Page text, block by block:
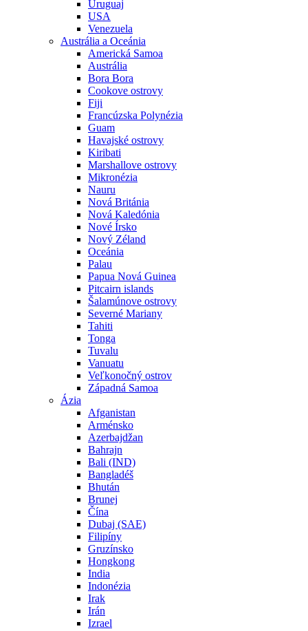
Uruguaj
USA
Venezuela
Austrália a Oceánia
Americká Samoa
Austrália
Bora Bora
Cookove ostrovy
Fiji
Francúzska Polynézia
Guam
Havajské ostrovy
Kiribati
Marshallove ostrovy
Mikronézia
Nauru
Nová Británia
Nová Kaledónia
Nové Írsko
Nový Zéland
Oceánia
Palau
Papua Nová Guinea
Pitcairn islands
Šalamúnove ostrovy
Severné Mariany
Tahiti
Tonga
Tuvalu
Vanuatu
Veľkonočný ostrov
Západná Samoa
Ázia
Afganistan
Arménsko
Azerbajdžan
Bahrajn
Bali (IND)
Bangladéš
Bhután
Brunej
Čína
Dubaj (SAE)
Filipíny
Gruzínsko
Hongkong
India
Indonézia
Irak
Irán
Izrael